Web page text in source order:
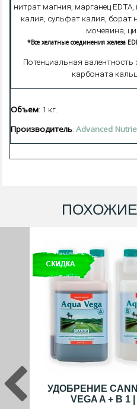
нитрат магния, марганец
калия, сульфат калия, борат
мочевина,
*Все хелатные соединения железа
Потенциальная
карбоната
Объем: 1 кг.
Производитель:Advanced
УДОБРЕНИЕ
VEGA A + B 1 |